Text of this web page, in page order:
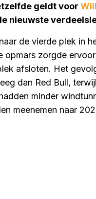
geldt voor
nieuwste
de vierde plek in
opmars zorgde
afsloten. Het
dan Red Bull,
minder
meenemen naar